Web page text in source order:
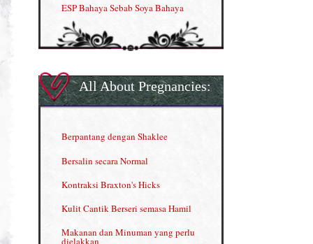
ESP Bahaya Sebab Soya Bahaya
ESP Produk Shaklee Paling HOT
Gla Complex (II)
Herbal Blend the Magic Cream
All About Pregnancies:
Berpantang dengan Shaklee
Bersalin secara Normal
Kontraksi Braxton's Hicks
Kulit Cantik Berseri semasa Hamil
Makanan dan Minuman yang perlu
dielakkan